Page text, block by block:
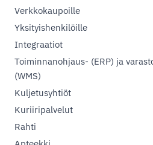
Verkkokaupoille
Yksityishenkilöille
Integraatiot
Toiminnanohjaus- (ERP) ja
(WMS)
Kuljetusyhtiöt
Kuriiripalvelut
Rahti